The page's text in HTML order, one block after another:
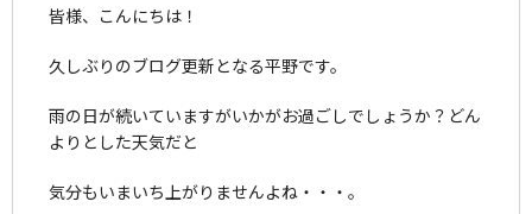
皆様、こんにちは！
久しぶりのブログ更新となる平野です。
雨の日が続いていますがいかがお過ごしでしょうか？どん
よりとした天気だと
気分もいまいち上がりませんよね・・・。